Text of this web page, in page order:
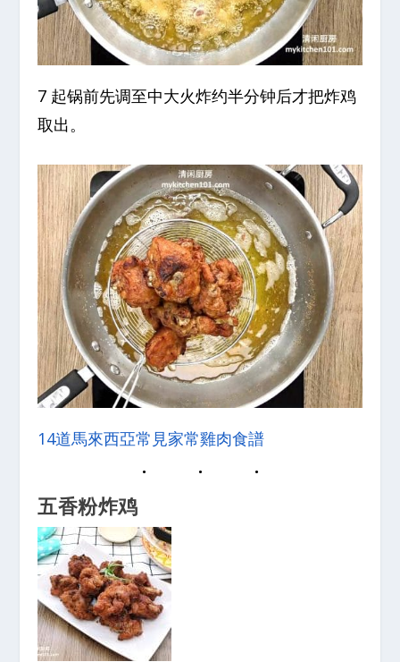
7 起锅前先调至中大火炸约半分钟后才把炸鸡
取出。
14道馬來西亞常見家常雞肉食譜
五香粉炸鸡